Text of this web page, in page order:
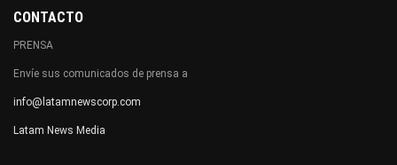
CONTACTO
PRENSA
Envíe sus comunicados de prensa a
info@latamnewscorp.com
Latam News Media